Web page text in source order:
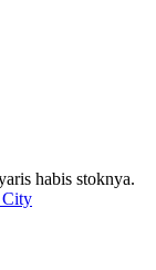
habis stoknya.
City